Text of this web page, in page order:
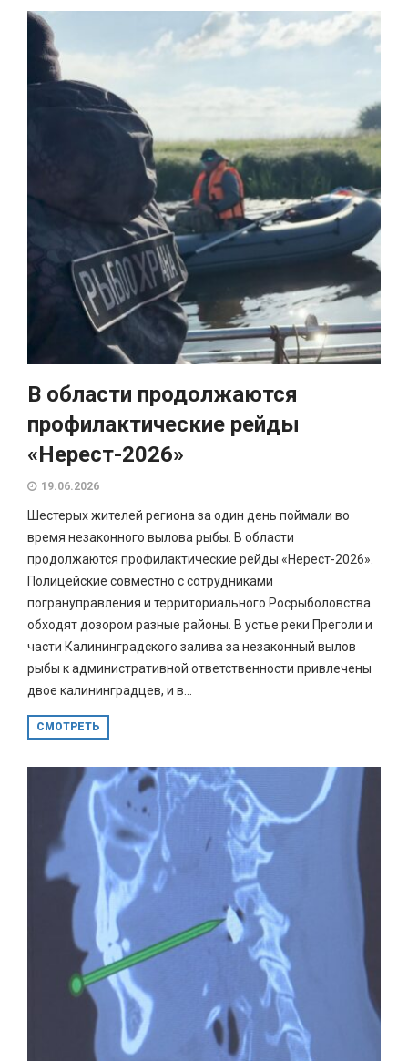
В области продолжаются
профилактические рейды
«Нерест-2026»
19.06.2026
Шестерых жителей региона за один день поймали во
время незаконного вылова рыбы. В области
продолжаются профилактические рейды «Нерест-2026».
Полицейские совместно с сотрудниками
погрануправления и территориального Росрыболовства
обходят дозором разные районы. В устье реки Преголи и
части Калининградского залива за незаконный вылов
рыбы к административной ответственности привлечены
двое калининградцев, и в...
СМОТРЕТЬ